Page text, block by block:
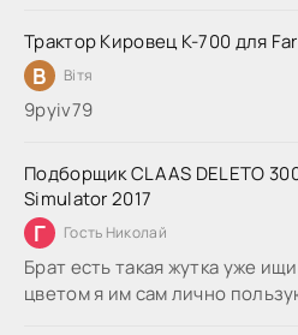
Трактор Кировец К-700 для
В Вітя
9руіv79
Подборщик CLAAS DELETO
Simulator 2017
Г Гость Николай
Брат есть такая жутка уже
цветом я им сам лично